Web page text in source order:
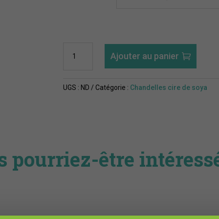
melon
Ajouter au panier
UGS : ND Catégorie : Chandelles cire de soya
pourriez-être